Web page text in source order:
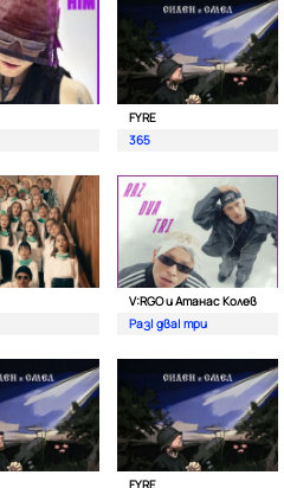
FYRE
365
V:RGO и Атанас Колев
Раз| два| три
FYRE